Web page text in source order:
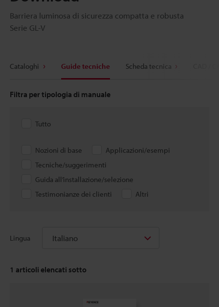
Barriera luminosa di sicurezza compatta e robusta
Serie GL-V
Cataloghi Guide tecniche Scheda tecnica
Filtra per tipologia di manuale
Tutto
Nozioni di base
Applicazioni/esempi
Tecniche/suggerimenti
Guida all’installazione/selezione
Testimonianze dei clienti
Altri
Lingua Italiano
1 articoli elencati sotto